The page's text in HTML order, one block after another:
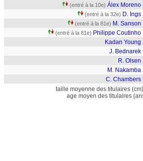
(entré à la 10e) Álex Moreno
(entré à la 32e) D. Ings
(entré à la 81e) M. Sanson
(entré à la 81e) Philippe Coutinho
Kadan Young
J. Bednarek
R. Olsen
M. Nakamba
C. Chambers
taille moyenne des titulaires
age moyen des titulaires